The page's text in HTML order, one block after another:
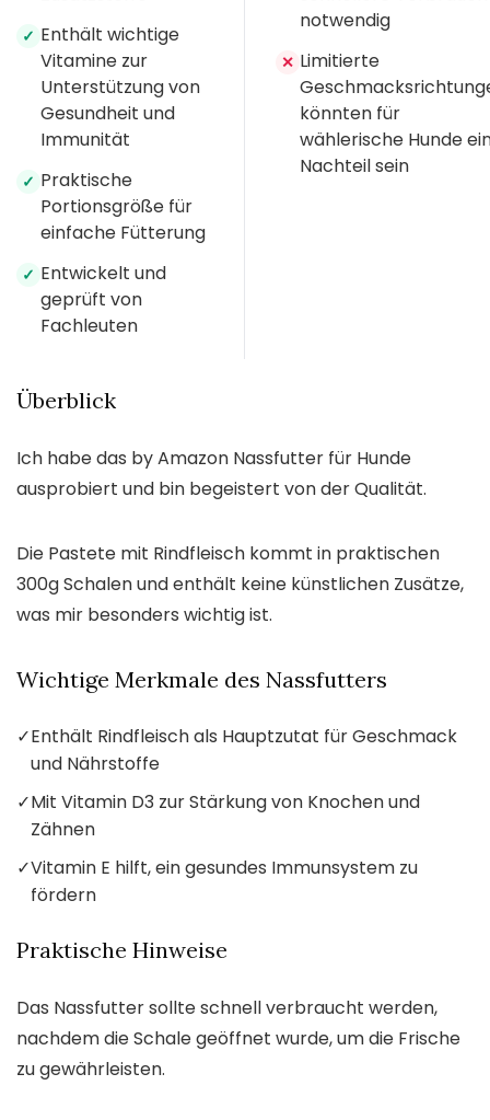
✓ Enthält wichtige
Vitamine zur
Unterstützung von
Gesundheit und
Immunität
✓ Praktische
Portionsgröße für
einfache Fütterung
✓ Entwickelt und
geprüft von
Fachleuten
notwendig
✕ Limitierte
könnten für
wählerische Hunde
Nachteil sein
Überblick
Ich habe das by Amazon Nassfutter für Hunde
ausprobiert und bin begeistert von der Qualität.
Die Pastete mit Rindfleisch kommt in praktischen
300g Schalen und enthält keine künstlichen Zusätze,
was mir besonders wichtig ist.
Wichtige Merkmale des Nassfutters
✓Enthält Rindfleisch als Hauptzutat für Geschmack
und Nährstoffe
✓Mit Vitamin D3 zur Stärkung von Knochen und
Zähnen
✓Vitamin E hilft, ein gesundes Immunsystem zu
fördern
Praktische Hinweise
Das Nassfutter sollte schnell verbraucht werden,
nachdem die Schale geöffnet wurde, um die Frische
zu gewährleisten.